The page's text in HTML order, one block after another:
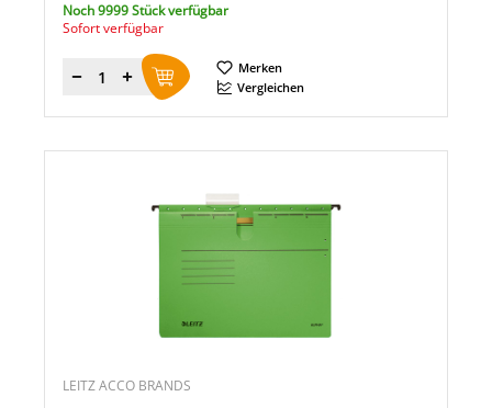
Noch 9999 Stück verfügbar
Sofort verfügbar
Menge
Merken
Vergleichen
LEITZ ACCO BRANDS